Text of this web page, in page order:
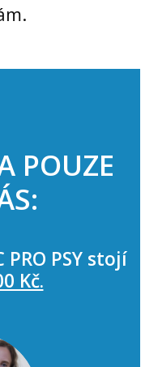
POUZE
PRO PSY stojí
Kč.